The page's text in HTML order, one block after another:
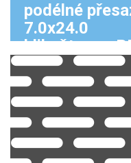
podélné
7.0x24.0
klikněte pro